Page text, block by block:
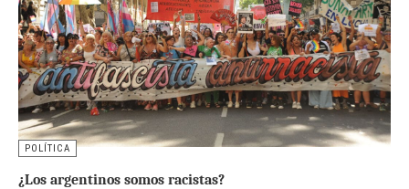
POLÍTICA
¿Los argentinos somos racistas?